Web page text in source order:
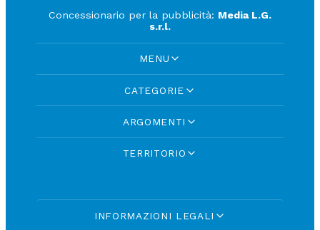
Concessionario per la pubblicità: Media L.G.
s.r.l.
MENU
CATEGORIE
ARGOMENTI
TERRITORIO
INFORMAZIONI LEGALI